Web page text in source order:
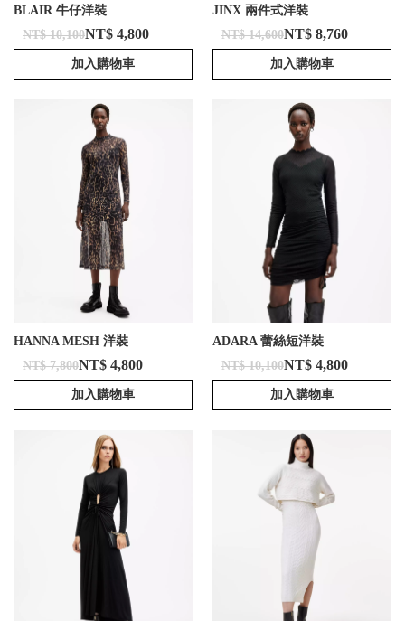
BLAIR 牛仔洋裝
NT$ 10,100NT$ 4,800
加入購物車
JINX 兩件式洋裝
NT$ 14,600NT$ 8,760
加入購物車
HANNA MESH 洋裝
NT$ 7,800NT$ 4,800
加入購物車
ADARA 蕾絲短洋裝
NT$ 10,100NT$ 4,800
加入購物車